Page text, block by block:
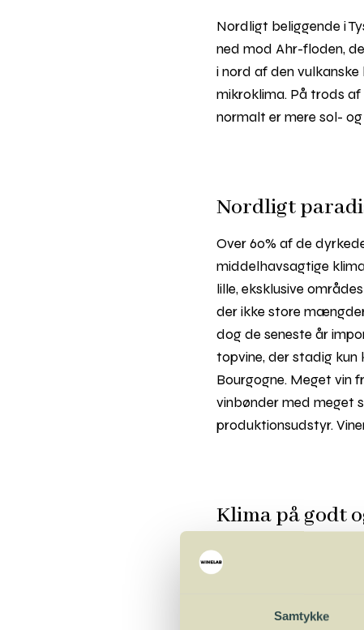
Samtykke
Nordligt beliggende i
ned mod Ahr-floden,
i nord af den
mikroklima. På trods
normalt er mere sol-
Nordligt
Over 60% af de
middelhavsagtige
lille, eksklusive
der ikke store
dog de seneste år
topvine, der stadig
Bourgogne. Meget
vinbønder med meget
produktionsudstyr.
Klima på godt
Ahr-floden slynger sig i
ligger lige oven på de
vinstokkene.